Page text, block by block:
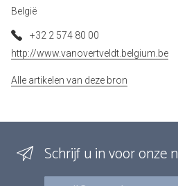
België
+32 2 574 80 00
http://www.vanovertveldt.belgium.be
Alle artikelen van deze bron
Schrijf u in voor onze